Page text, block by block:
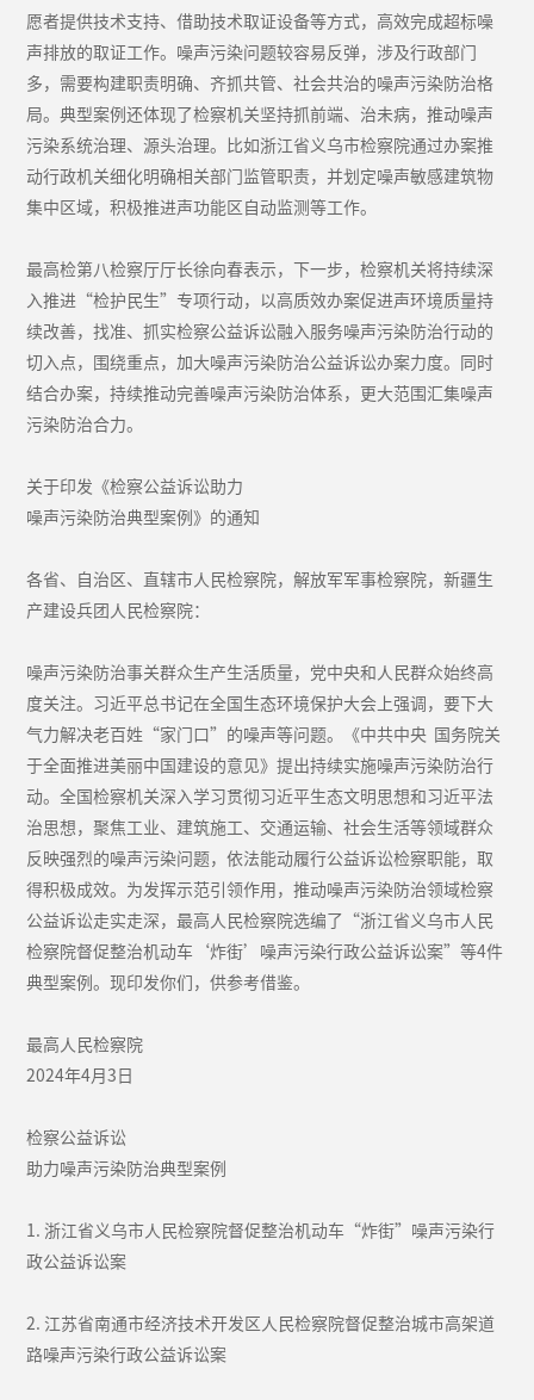
愿者提供技术支持、借助技术取证设备等方式，高效完成超标噪
声排放的取证工作。噪声污染问题较容易反弹，涉及行政部门
多，需要构建职责明确、齐抓共管、社会共治的噪声污染防治格
局。典型案例还体现了检察机关坚持抓前端、治未病，推动噪声
污染系统治理、源头治理。比如浙江省义乌市检察院通过办案推
动行政机关细化明确相关部门监管职责，并划定噪声敏感建筑物
集中区域，积极推进声功能区自动监测等工作。
最高检第八检察厅厅长徐向春表示，下一步，检察机关将持续深
入推进“检护民生”专项行动，以高质效办案促进声环境质量持
续改善，找准、抓实检察公益诉讼融入服务噪声污染防治行动的
切入点，围绕重点，加大噪声污染防治公益诉讼办案力度。同时
结合办案，持续推动完善噪声污染防治体系，更大范围汇集噪声
污染防治合力。
关于印发《检察公益诉讼助力
噪声污染防治典型案例》的通知
各省、自治区、直辖市人民检察院，解放军军事检察院，新疆生
产建设兵团人民检察院：
噪声污染防治事关群众生产生活质量，党中央和人民群众始终高
度关注。习近平总书记在全国生态环境保护大会上强调，要下大
气力解决老百姓“家门口”的噪声等问题。《中共中央 国务院关
于全面推进美丽中国建设的意见》提出持续实施噪声污染防治行
动。全国检察机关深入学习贯彻习近平生态文明思想和习近平法
治思想，聚焦工业、建筑施工、交通运输、社会生活等领域群众
反映强烈的噪声污染问题，依法能动履行公益诉讼检察职能，取
得积极成效。为发挥示范引领作用，推动噪声污染防治领域检察
公益诉讼走实走深，最高人民检察院选编了“浙江省义乌市人民
检察院督促整治机动车‘炸街’噪声污染行政公益诉讼案”等4件
典型案例。现印发你们，供参考借鉴。
最高人民检察院
2024年4月3日
检察公益诉讼
助力噪声污染防治典型案例
1. 浙江省义乌市人民检察院督促整治机动车“炸街”噪声污染行
政公益诉讼案
2. 江苏省南通市经济技术开发区人民检察院督促整治城市高架道
路噪声污染行政公益诉讼案